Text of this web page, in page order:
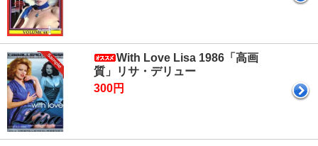
With Love Lisa 1986「高画
質」リサ・デリュー
300円